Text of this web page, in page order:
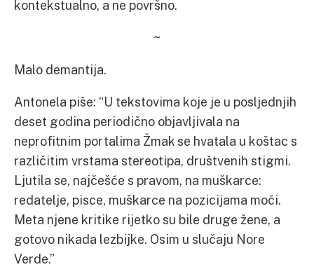
kontekstualno, a ne površno.
~
Malo demantija.
Antonela piše: “U tekstovima koje je u posljednjih
deset godina periodično objavljivala na
neprofitnim portalima Žmak se hvatala u koštac s
različitim vrstama stereotipa, društvenih stigmi.
Ljutila se, najčešće s pravom, na muškarce:
redatelje, pisce, muškarce na pozicijama moći.
Meta njene kritike rijetko su bile druge žene, a
gotovo nikada lezbijke. Osim u slučaju Nore
Verde.”